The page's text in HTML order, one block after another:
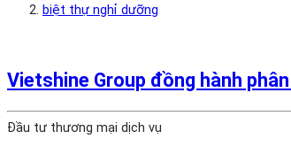
biệt thự nghỉ dưỡng
Vietshine Group đồng hành
Đầu tư thương mại dịch vụ